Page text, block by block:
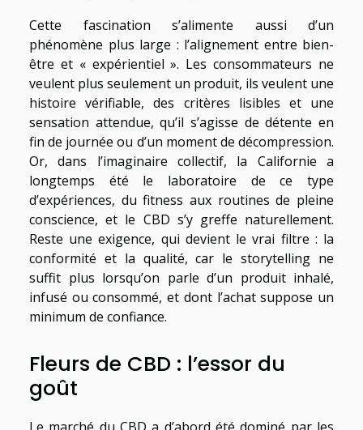
Cette fascination s’alimente aussi d’un
phénomène plus large : l’alignement entre bien-
être et « expérientiel ». Les consommateurs ne
veulent plus seulement un produit, ils veulent une
histoire vérifiable, des critères lisibles et une
sensation attendue, qu’il s’agisse de détente en
fin de journée ou d’un moment de décompression.
Or, dans l’imaginaire collectif, la Californie a
longtemps été le laboratoire de ce type
d’expériences, du fitness aux routines de pleine
conscience, et le CBD s’y greffe naturellement.
Reste une exigence, qui devient le vrai filtre : la
conformité et la qualité, car le storytelling ne
suffit plus lorsqu’on parle d’un produit inhalé,
infusé ou consommé, et dont l’achat suppose un
minimum de confiance.
Fleurs de CBD : l’essor du
goût
Le marché du CBD a d’abord été dominé par les